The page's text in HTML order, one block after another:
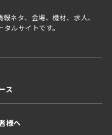
ネタ、会場、機材、求人、
ルサイトです。
ス
様へ